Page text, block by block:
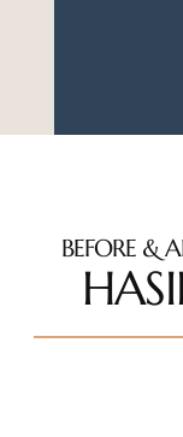
BEFORE &